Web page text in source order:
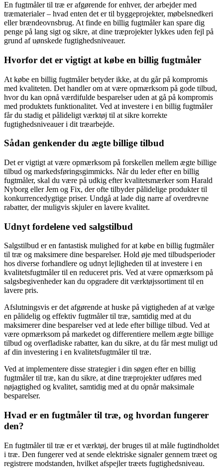
En fugtmåler til træ er afgørende for enhver, der arbejder med
træmaterialer – hvad enten det er til byggeprojekter, møbelsnedkeri
eller brændeovnsbrug. At finde en billig fugtmåler kan spare dig
penge på lang sigt og sikre, at dine træprojekter lykkes uden fejl på
grund af uønskede fugtighedsniveauer.
Hvorfor det er vigtigt at købe en billig fugtmåler
At købe en billig fugtmåler betyder ikke, at du går på kompromis
med kvaliteten. Det handler om at være opmærksom på gode tilbud,
hvor du kan opnå værdifulde besparelser uden at gå på kompromis
med produktets funktionalitet. Ved at investere i en billig fugtmåler
får du stadig et pålideligt værktøj til at sikre korrekte
fugtighedsniveauer i dit træarbejde.
Sådan genkender du ægte billige tilbud
Det er vigtigt at være opmærksom på forskellen mellem ægte billige
tilbud og markedsføringsgimmicks. Når du leder efter en billig
fugtmåler, skal du være på udkig efter kvalitetsmærker som Harald
Nyborg eller Jem og Fix, der ofte tilbyder pålidelige produkter til
konkurrencedygtige priser. Undgå at lade dig narre af overdrevne
rabatter, der muligvis skjuler en lavere kvalitet.
Udnyt fordelene ved salgstilbud
Salgstilbud er en fantastisk mulighed for at købe en billig fugtmåler
til træ og maksimere dine besparelser. Hold øje med tilbudsperioder
hos diverse forhandlere og udnyt lejligheden til at investere i en
kvalitetsfugtmåler til en reduceret pris. Ved at være opmærksom på
salgsbegivenheder kan du opgradere dit værktøjssortiment til en
lavere pris.
Afslutningsvis er det afgørende at huske på vigtigheden af at vælge
en pålidelig og effektiv fugtmåler til træ, samtidig med at du
maksimerer dine besparelser ved at lede efter billige tilbud. Ved at
være opmærksom på markedet og differentiere mellem ægte billige
tilbud og overfladiske rabatter, kan du sikre, at du får mest muligt ud
af din investering i en kvalitetsfugtmåler til træ.
Ved at implementere disse strategier i din søgen efter en billig
fugtmåler til træ, kan du sikre, at dine træprojekter udføres med
nøjagtighed og kvalitet, samtidig med at du opnår maksimale
besparelser.
Hvad er en fugtmåler til træ, og hvordan fungerer
den?
En fugtmåler til træ er et værktøj, der bruges til at måle fugtindholdet
i træ. Den fungerer ved at sende elektriske signaler gennem træet og
registrere modstanden, hvilket afspejler træets fugtighedsniveau.